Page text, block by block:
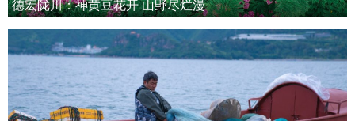
德宏陇川：神黄豆花开 山野尽烂漫